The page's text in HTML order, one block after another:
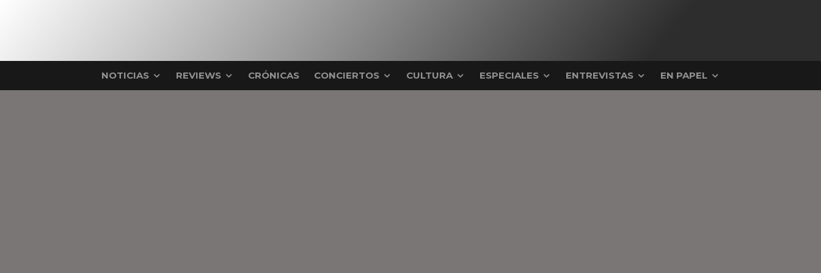
NOTICIAS REVIEWS CRÓNICAS CONCIERTOS CULTURA ESPECIALES ENTREVISTAS EN PAPEL